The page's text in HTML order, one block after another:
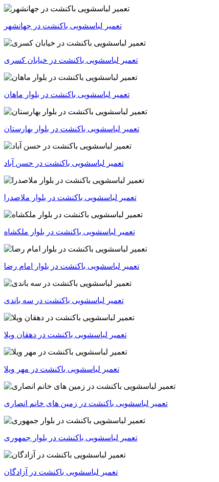
تعمیر لباسشویی باکنشت در جهانشهر
تعمیر لباسشویی باکنشت در خیابان کسری
تعمیر لباسشویی باکنشت در بلوار ماهان
تعمیر لباسشویی باکنشت در بلوار بهارستان
تعمیر لباسشویی باکنشت در حسن آباد
تعمیر لباسشویی باکنشت در بلوار ملاصدرا
تعمیر لباسشویی باکنشت در بلوار ملکشاه
تعمیر لباسشویی باکنشت در بلوار امام رضا
تعمیر لباسشویی باکنشت در سه باندی
تعمیر لباسشویی باکنشت در دهقان ویلا
تعمیر لباسشویی باکنشت در مهر ویلا
تعمیر لباسشویی باکنشت در زمین های خانم انصاری
تعمیر لباسشویی باکنشت در بلوار جمهوری
تعمیر لباسشویی باکنشت در آزادگان